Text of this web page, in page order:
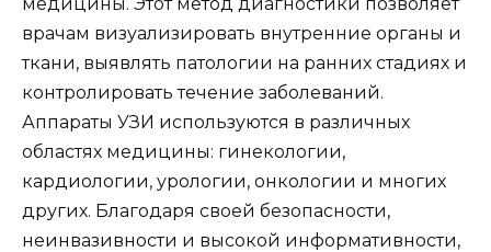
врачам визуализировать внутренние органы и
ткани, выявлять патологии на ранних стадиях и
контролировать течение заболеваний.
Аппараты УЗИ используются в различных
областях медицины: гинекологии,
кардиологии, урологии, онкологии и многих
других. Благодаря своей безопасности,
неинвазивности и высокой информативности,